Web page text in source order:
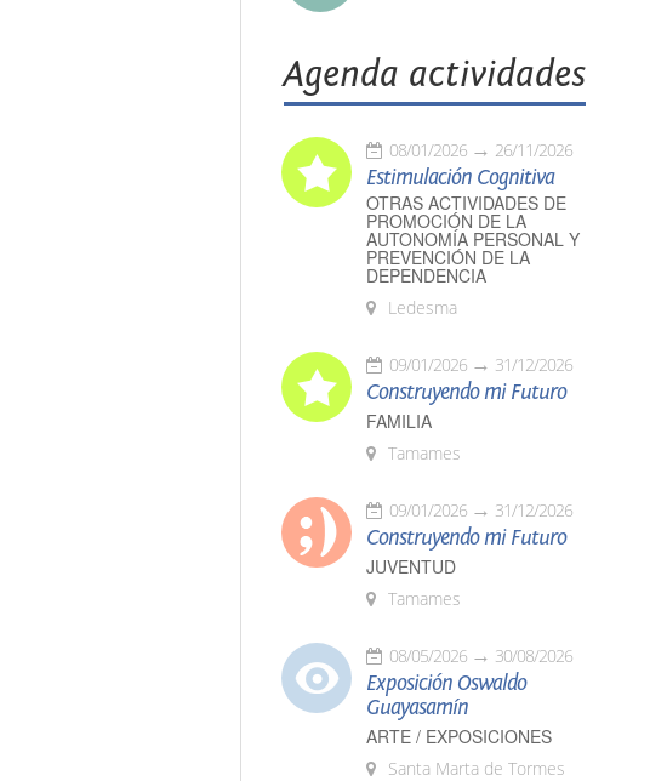
Agenda actividades
08/01/2026 26/11/2026
Estimulación Cognitiva
OTRAS ACTIVIDADES DE
PROMOCIÓN DE LA
AUTONOMÍA PERSONAL Y
PREVENCIÓN DE LA
DEPENDENCIA
Ledesma
09/01/2026 31/12/2026
Construyendo mi Futuro
FAMILIA
Tamames
09/01/2026 31/12/2026
Construyendo mi Futuro
JUVENTUD
Tamames
08/05/2026 30/08/2026
Exposición Oswaldo
Guayasamín
ARTE / EXPOSICIONES
Santa Marta de Tormes